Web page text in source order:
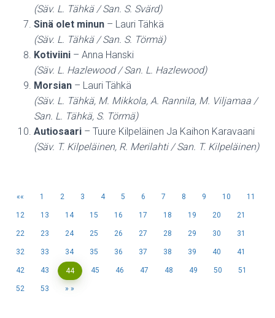
(Säv. L. Tähkä / San. S. Svärd)
Sinä olet minun – Lauri Tähkä
(Säv. L. Tähkä / San. S. Törmä)
Kotiviini – Anna Hanski
(Säv. L. Hazlewood / San. L. Hazlewood)
Morsian – Lauri Tähkä
(Säv. L. Tähkä, M. Mikkola, A. Rannila, M. Viljamaa /
San. L. Tähkä, S. Törmä)
Autiosaari – Tuure Kilpeläinen Ja Kaihon Karavaani
(Säv. T. Kilpeläinen, R. Merilahti / San. T. Kilpeläinen)
« 1 2 3 4 5 6 7 8 9 10 11
12 13 14 15 16 17 18 19 20 21
22 23 24 25 26 27 28 29 30 31
32 33 34 35 36 37 38 39 40 41
42 43 44 45 46 47 48 49 50 51
52 53 »